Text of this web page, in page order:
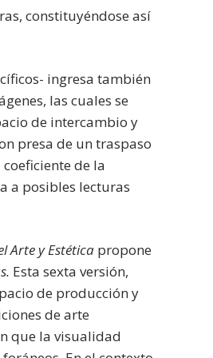
constituyéndose así
ingresa también
las cuales se
de intercambio y
presa de un traspaso
de la
a posibles lecturas
Arte y Estética propone
Esta sexta versión,
de producción y
de arte
que la visualidad